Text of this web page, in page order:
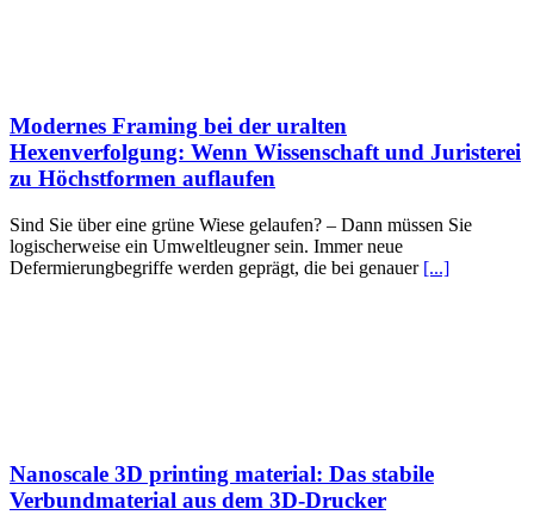
Modernes Framing bei der uralten
Hexenverfolgung: Wenn Wissenschaft und Juristerei
zu Höchstformen auflaufen
Sind Sie über eine grüne Wiese gelaufen? – Dann müssen Sie
logischerweise ein Umweltleugner sein. Immer neue
Defermierungbegriffe werden geprägt, die bei genauer [...]
Nanoscale 3D printing material: Das stabile
Verbundmaterial aus dem 3D-Drucker